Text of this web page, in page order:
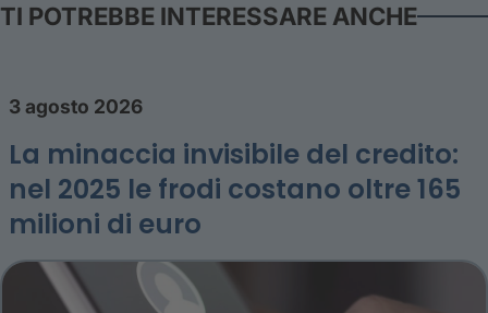
TI POTREBBE INTERESSARE ANCHE
3 agosto 2026
La minaccia invisibile del credito:
nel 2025 le frodi costano oltre 165
milioni di euro